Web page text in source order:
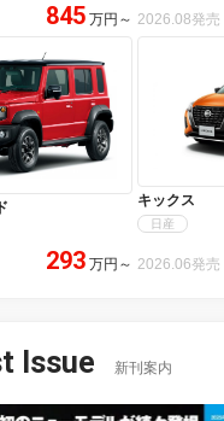
845 万円 ～ 2026.08発売
293 万円 ～
キックス
日産
2026.06発売
Issue 新刊案内